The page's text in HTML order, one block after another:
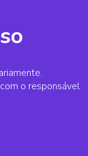
o responsável